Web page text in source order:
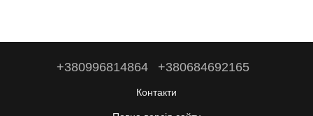
+380996814864 +380684692165
Контакти